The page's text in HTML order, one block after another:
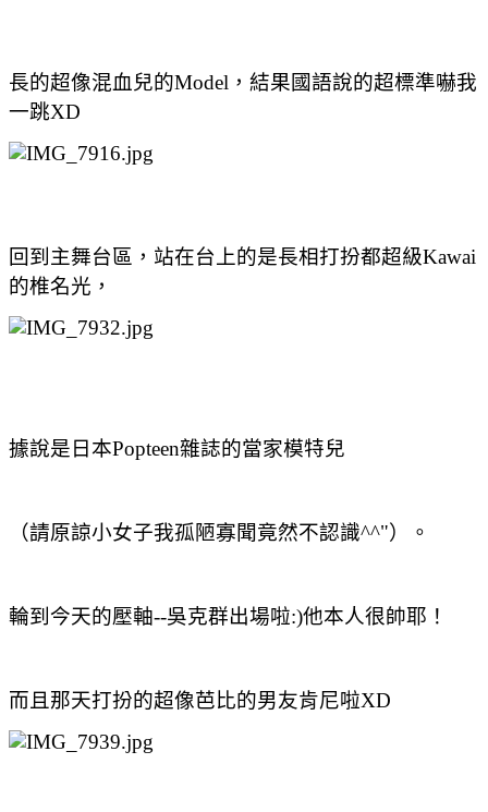
長的超像混血兒的Model，結果國語說的超標準嚇我
一跳XD
回到主舞台區，站在台上的是長相打扮都超級Kawai
的椎名光，
據說是日本Popteen雜誌的當家模特兒
（請原諒小女子我孤陋寡聞竟然不認識^^"）。
輪到今天的壓軸--吳克群出場啦:)他本人很帥耶！
而且那天打扮的超像芭比的男友肯尼啦XD